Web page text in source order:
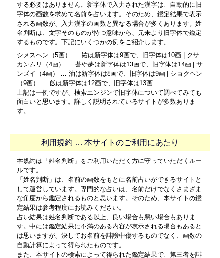
する必要はありません。新字体で入力された漢字は、自動的に旧
字体の画数を求めて名前を占います。そのため、鑑定結果で表示
される画数が、入力漢字の画数と異なる場合が多くあります。姓
名判断は、文字そのものが持つ意味から、元来より旧字体で鑑定
するものです。下記にいくつかの例をご紹介します。
シメスヘン（5画） … 祐は新字体は9画で、旧字体は10画 | クサ
カンムリ（4画） … 蒼や夢は新字体は13画で、旧字体は14画 | サ
ンズイ（4画） … 油は新字体は8画で、旧字体は9画 | ショクヘン
（9画） … 飯は新字体は12画で、旧字体は13画
上記は一例ですが、検索エンジンで旧字体について調べてみても
面白いと思います。詳しく説明されているサイトが多数ありま
す。
利用規約 … 本サイトのご利用にあたり
本規約は「姓名判断」をご利用いただく方に守っていただくルー
ルです。
「姓名判断」は、名前の画数をもとに名前占いができるサイトと
して運営しています。専門的な占いは、名前だけでなくさまざま
な角度から鑑定されるものと思います。そのため、本サイトの鑑
定結果は参考程度にお読みください。
占い結果は姓名判断である以上、良い場合も悪い場合もありま
す。中には鑑定結果に不満のある内容が表示される場合もあると
は思いますが、決してお名前を誹謗中傷するものでなく、画数の
自動計算によって得られたものです。
また、本サイトの検索によって得られた鑑定結果で、第三者を誹